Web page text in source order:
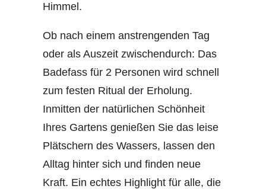
Himmel.
Ob nach einem anstrengenden Tag
oder als Auszeit zwischendurch: Das
Badefass für 2 Personen wird schnell
zum festen Ritual der Erholung.
Inmitten der natürlichen Schönheit
Ihres Gartens genießen Sie das leise
Plätschern des Wassers, lassen den
Alltag hinter sich und finden neue
Kraft. Ein echtes Highlight für alle, die